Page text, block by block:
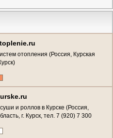
отопления (Россия, Курская
и роллов в Курске (Россия,
г. Курск, тел. 7 (920) 7 300